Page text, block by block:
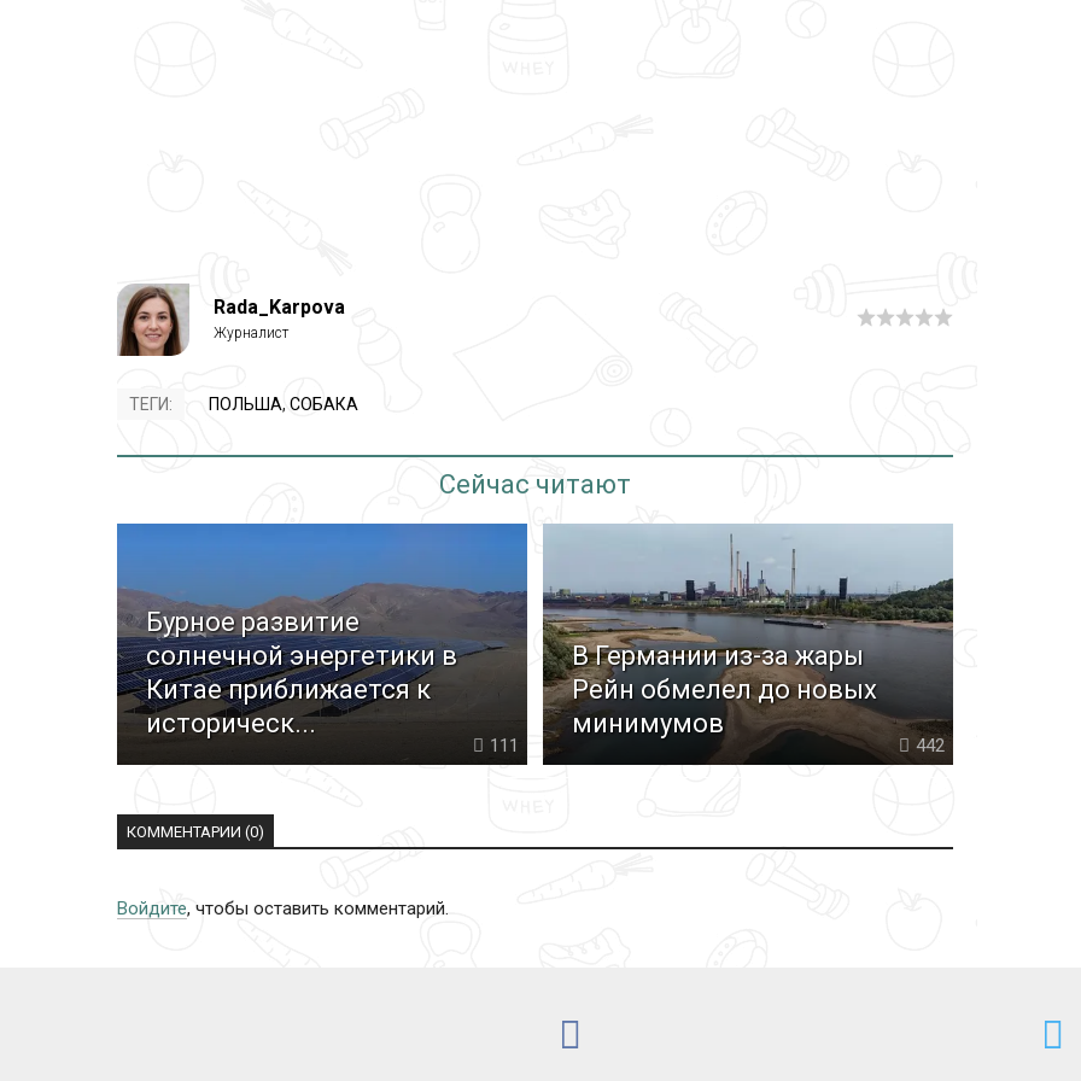
Rada_Karpova
ТЕГИ: ПОЛЬША, СОБАКА
Сейчас читают
Бурное развитие
солнечной энергетики в
Китае приближается к
историческ...
111
В Германии из-за жары
Рейн обмелел до новых
минимумов
442
КОММЕНТАРИИ (0)
Войдите, чтобы оставить комментарий.